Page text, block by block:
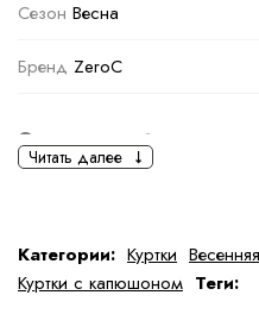
Сезон Весна
Бренд ZeroC
Основная информация
Ткань Полиэстер
Состав ткани 100 % полиэстер
Читать далее
Категории: Куртки
Куртки с капюшоном Теги: